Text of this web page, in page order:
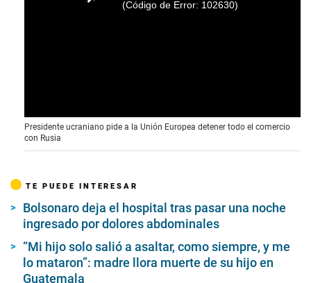
(Código de Error: 102630)
Presidente ucraniano pide a la Unión Europea detener todo el comercio
con Rusia
TE PUEDE INTERESAR
Bolsonaro deja el hospital tras pasar una noche
ingresado por dolores abdominales
“Mi hijo solo salió a asaltar, como siempre, y me
lo mataron”: madre llora muerte de su hijo en
Guatemala